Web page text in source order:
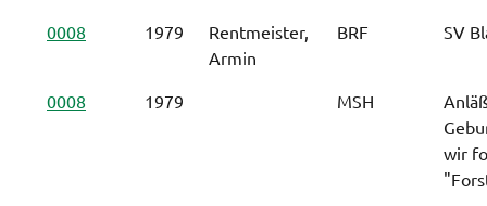
0008
1979
Rentmeister,
Armin
BRF SV
0008 1979 MSH
wir